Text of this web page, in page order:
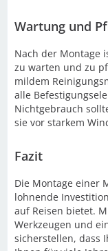
Wartung und
Nach der Montage
zu warten und zu
mildem
alle
Nichtgebrauch
sie vor starkem
Fazit
Die Montage einer
lohnende
auf Reisen bietet.
Werkzeugen und
sicherstellen, dass